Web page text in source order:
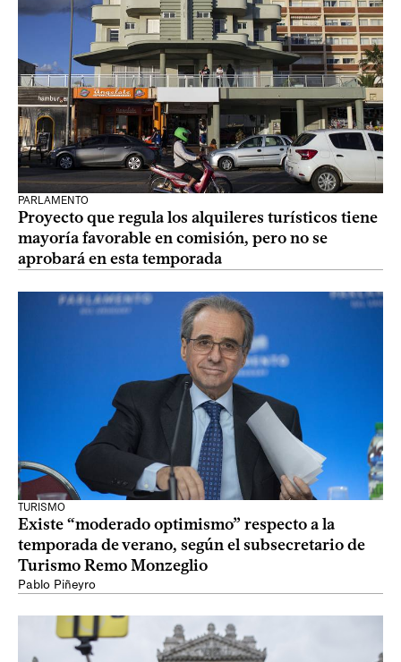
PARLAMENTO
Proyecto que regula los alquileres turísticos tiene
mayoría favorable en comisión, pero no se
aprobará en esta temporada
TURISMO
Existe “moderado optimismo” respecto a la
temporada de verano, según el subsecretario de
Turismo Remo Monzeglio
Pablo Piñeyro